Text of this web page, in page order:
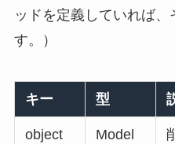
ッドを定義していれば
す。）
キー 型
object Model